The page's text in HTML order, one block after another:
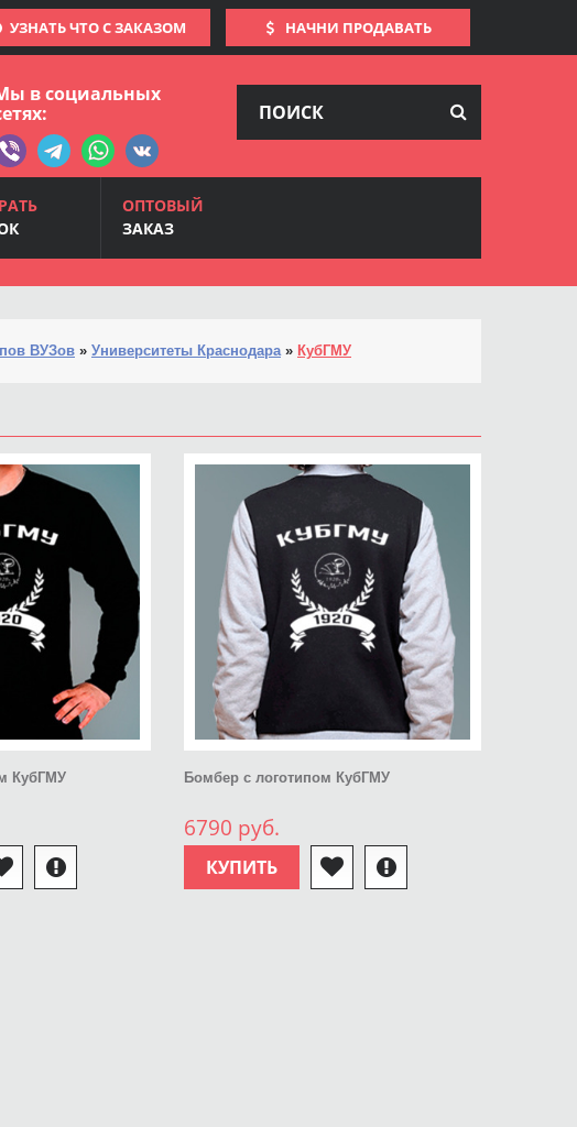
УЗНАТЬ ЧТО С ЗАКАЗОМ НАЧНИ ПРОДАВАТЬ
в социальных
ОПТОВЫЙ
ЗАКАЗ
ВУЗов » Университеты Краснодара» КубГМУ
КубГМУ Бомбер с логотипом КубГМУ
6790 руб.
КУПИТЬ